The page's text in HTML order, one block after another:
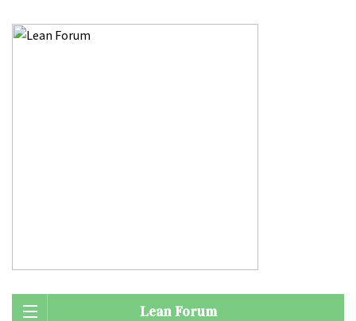
Lean Forum